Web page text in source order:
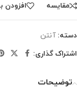
مقايسه
افزودن
دسته: آنتن
اشتراک گذاری:
توضیحات